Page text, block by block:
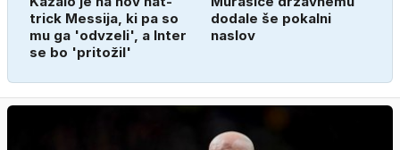
trick Messija, ki pa so
mu ga 'odvzeli', a Inter
se bo 'pritožil'
dodale še pokalni
naslov